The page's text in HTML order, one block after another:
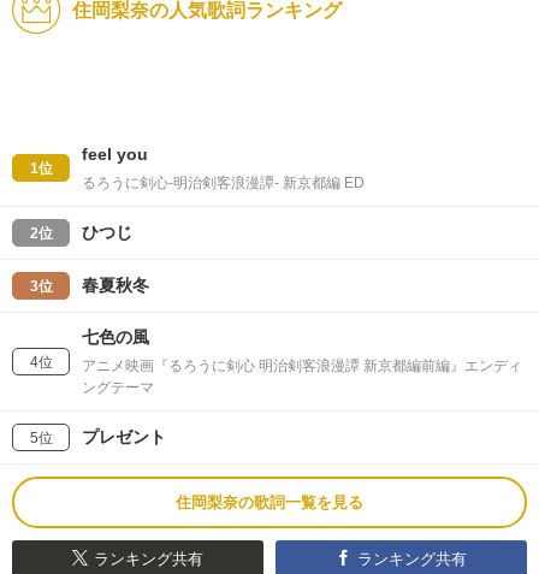
住岡梨奈の人気歌詞ランキング
1位
feel you
るろうに剣心-明治剣客浪漫譚- 新京都編 ED
2位 ひつじ
3位 春夏秋冬
4位
七色の風
アニメ映画『るろうに剣心 明治剣客浪漫譚 新京都編前編』エンディ
ングテーマ
5位 プレゼント
住岡梨奈の歌詞一覧を見る
ランキング共有 ランキング共有